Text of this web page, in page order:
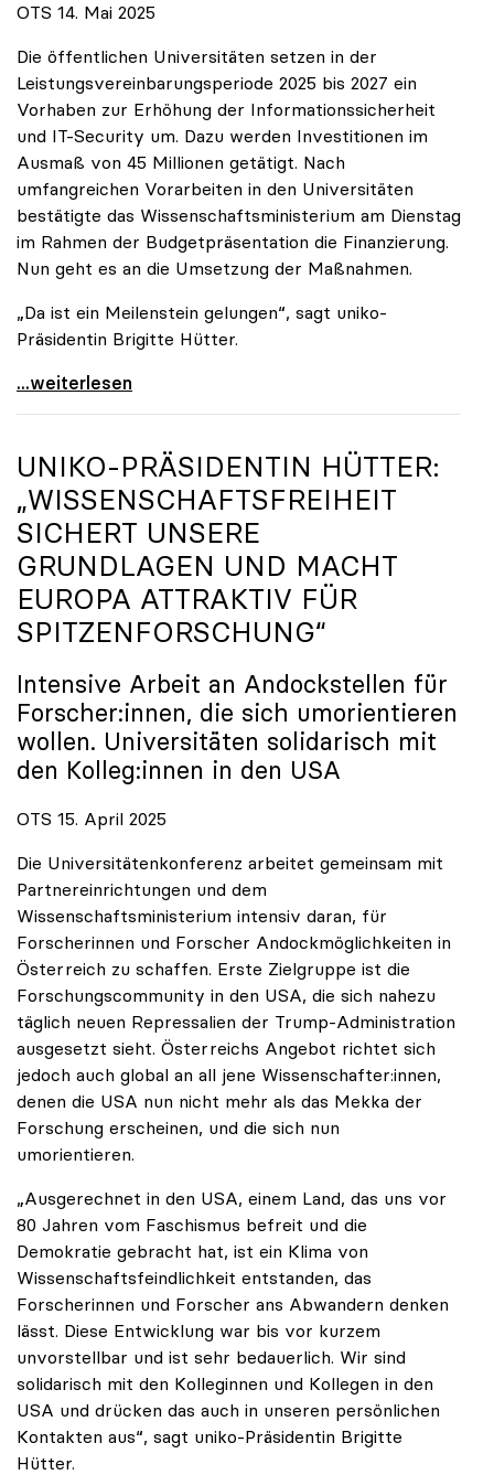
OTS 14. Mai 2025
Die öffentlichen Universitäten setzen in der
Leistungsvereinbarungsperiode 2025 bis 2027 ein
Vorhaben zur Erhöhung der Informationssicherheit
und IT-Security um. Dazu werden Investitionen im
Ausmaß von 45 Millionen getätigt. Nach
umfangreichen Vorarbeiten in den Universitäten
bestätigte das Wissenschaftsministerium am Dienstag
im Rahmen der Budgetpräsentation die Finanzierung.
Nun geht es an die Umsetzung der Maßnahmen.
„Da ist ein Meilenstein gelungen“, sagt uniko-
Präsidentin Brigitte Hütter.
Universitäten wappnen sich gegen zunehmende Gefahr
...weiterlesen
UNIKO-PRÄSIDENTIN HÜTTER:
„WISSENSCHAFTSFREIHEIT
SICHERT UNSERE
GRUNDLAGEN UND MACHT
EUROPA ATTRAKTIV FÜR
SPITZENFORSCHUNG“
Intensive Arbeit an Andockstellen für
Forscher:innen, die sich umorientieren
wollen. Universitäten solidarisch mit
den Kolleg:innen in den USA
OTS 15. April 2025
Die Universitätenkonferenz arbeitet gemeinsam mit
Partnereinrichtungen und dem
Wissenschaftsministerium intensiv daran, für
Forscherinnen und Forscher Andockmöglichkeiten in
Österreich zu schaffen. Erste Zielgruppe ist die
Forschungscommunity in den USA, die sich nahezu
täglich neuen Repressalien der Trump-Administration
ausgesetzt sieht. Österreichs Angebot richtet sich
jedoch auch global an all jene Wissenschafter:innen,
denen die USA nun nicht mehr als das Mekka der
Forschung erscheinen, und die sich nun
umorientieren.
„Ausgerechnet in den USA, einem Land, das uns vor
80 Jahren vom Faschismus befreit und die
Demokratie gebracht hat, ist ein Klima von
Wissenschaftsfeindlichkeit entstanden, das
Forscherinnen und Forscher ans Abwandern denken
lässt. Diese Entwicklung war bis vor kurzem
unvorstellbar und ist sehr bedauerlich. Wir sind
solidarisch mit den Kolleginnen und Kollegen in den
USA und drücken das auch in unseren persönlichen
Kontakten aus“, sagt uniko-Präsidentin Brigitte
Hütter.